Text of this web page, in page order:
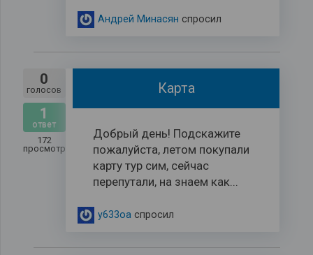
Андрей Минасян спросил
0
голосов
1
ответ
172
просмотров
Карта
Добрый день! Подскажите
пожалуйста, летом покупали
карту тур сим, сейчас
перепутали, на знаем как...
y633oa спросил